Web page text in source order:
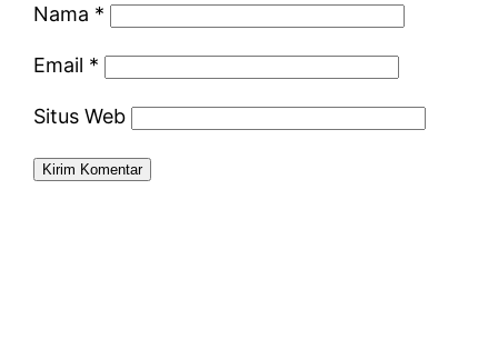
Nama *
Email *
Situs Web